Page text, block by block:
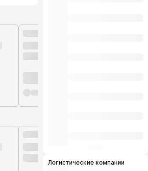
Логистические компании